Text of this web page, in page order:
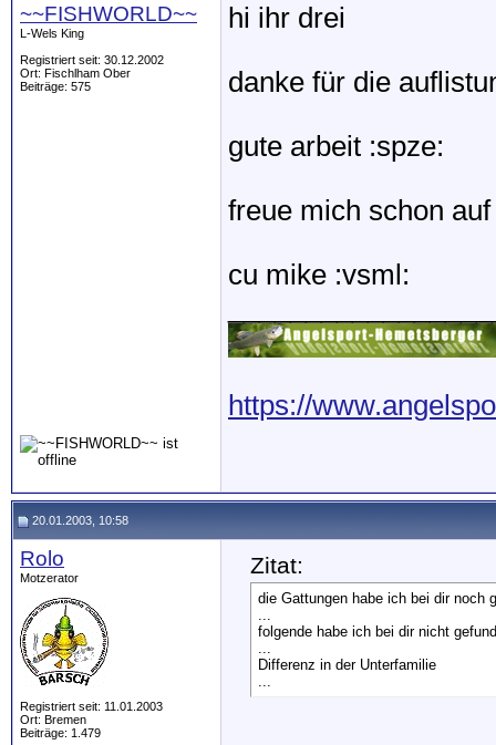
~~FISHWORLD~~
L-Wels King
Registriert seit: 30.12.2002
Ort: Fischlham Ober
Beiträge: 575
hi ihr drei
danke für die
gute arbeit :spze:
freue mich schon
cu mike :vsml:
https://
20.01.2003, 10:58
Rolo
Motzerator
Registriert seit: 11.01.2003
Ort: Bremen
Beiträge: 1.479
Zitat:
die Gattungen habe ich bei dir noch
...
folgende habe ich bei dir nicht
...
Differenz in der Unterfamilie
...